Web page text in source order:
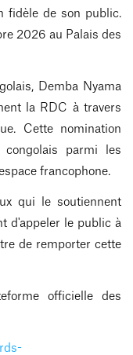
fidèle de son public.
2026 au Palais des
Demba Nyama
la RDC à travers
Cette nomination
parmi les
francophone.
qui le soutiennent
d'appeler le public à
de remporter cette
officielle des